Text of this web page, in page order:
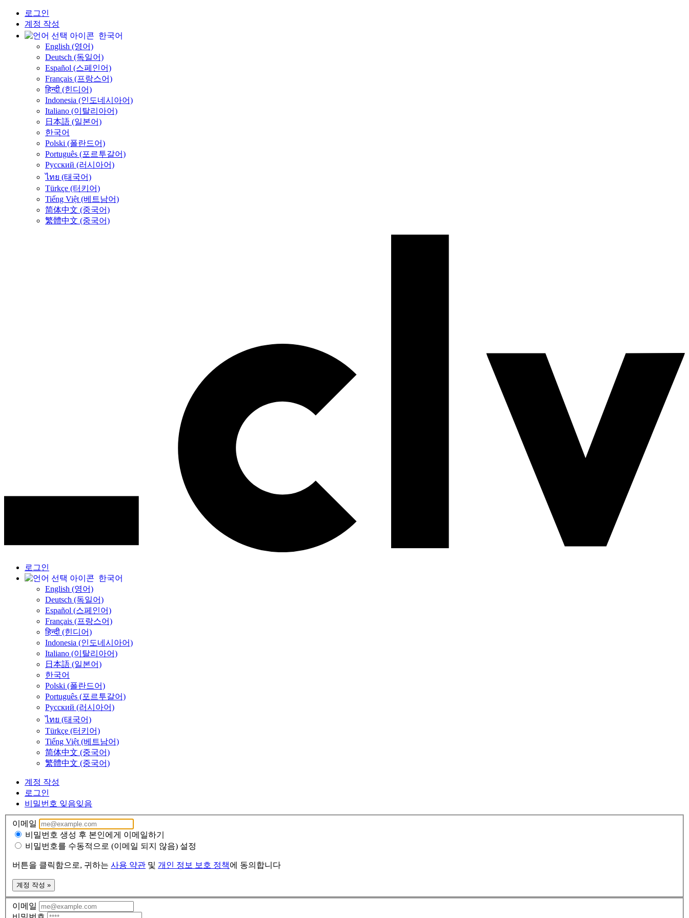
로그인
계정 작성
한국어
English (영어)
Deutsch (독일어)
Español (스페인어)
Français (프랑스어)
हिन्दी (힌디어)
Indonesia (인도네시아어)
Italiano (이탈리아어)
日本語 (일본어)
한국어
Polski (폴란드어)
Português (포르투갈어)
Русский (러시아어)
ไทย (태국어)
Türkçe (터키어)
Tiếng Việt (베트남어)
简体中文 (중국어)
繁體中文 (중국어)
로그인
한국어
English (영어)
Deutsch (독일어)
Español (스페인어)
Français (프랑스어)
हिन्दी (힌디어)
Indonesia (인도네시아어)
Italiano (이탈리아어)
日本語 (일본어)
한국어
Polski (폴란드어)
Português (포르투갈어)
Русский (러시아어)
ไทย (태국어)
Türkçe (터키어)
Tiếng Việt (베트남어)
简体中文 (중국어)
繁體中文 (중국어)
계정 작성
로그인
비밀번호 잊음잊음
이메일
비밀번호 생성 후 본인에게 이메일하기
비밀번호를 수동적으로 (이메일 되지 않음) 설정
버튼을 클릭함으로, 귀하는 사용 약관 및 개인 정보 보호 정책에 동의합니다
계정 작성 »
이메일